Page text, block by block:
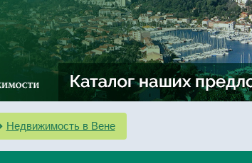
Недвижимость в Вене